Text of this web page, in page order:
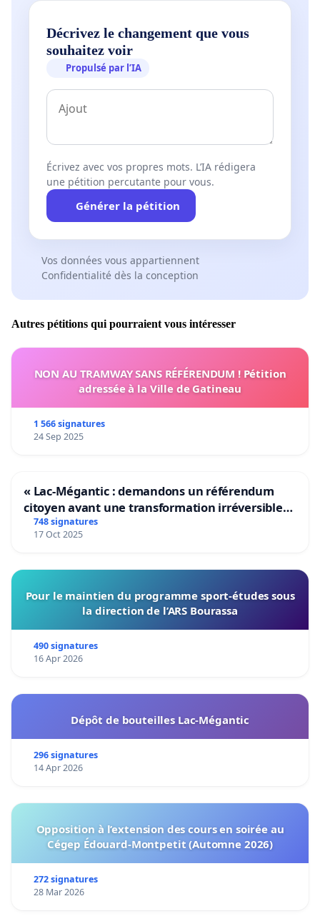
Décrivez le changement que vous
souhaitez voir
Propulsé par l’IA
Écrivez avec vos propres mots. L’IA rédigera
une pétition percutante pour vous.
Générer la pétition
Vos données vous appartiennent
Confidentialité dès la conception
Autres pétitions qui pourraient vous intéresser
NON AU TRAMWAY SANS RÉFÉRENDUM ! Pétition
adressée à la Ville de Gatineau
1 566 signatures
24 Sep 2025
« Lac-Mégantic : demandons un référendum
citoyen avant une transformation irréversible
de notre territoire »
748 signatures
17 Oct 2025
Pour le maintien du programme sport-études sous
la direction de l’ARS Bourassa
490 signatures
16 Apr 2026
Dépôt de bouteilles Lac-Mégantic
296 signatures
14 Apr 2026
Opposition à l’extension des cours en soirée au
Cégep Édouard-Montpetit (Automne 2026)
272 signatures
28 Mar 2026